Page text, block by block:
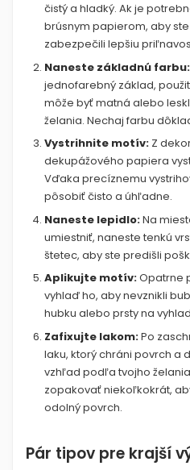
čistý a hladký. Ak je
brúsnym papierom, aby
zabezpečili lepšiu
Naneste základnú farbu:
jednofarebný základ,
môže byť matná alebo
želania. Nechaj farbu
Vystrihnite motív:Z
dekupážového papiera
Vďaka precíznemu
pôsobiť čisto a úhľadne.
Naneste lepidlo:Na
umiestniť, naneste tenkú
štetec, aby ste predišli
Aplikujte motív:Opatrne
vyhlaď ho, aby nevznikli
hubku alebo prsty na
Zafixujte lakom:Po
laku, ktorý chráni povrch a
vzhľad podľa tvojho
zopakovať niekoľkokrát,
odolný povrch.
Pár tipov pre krajší